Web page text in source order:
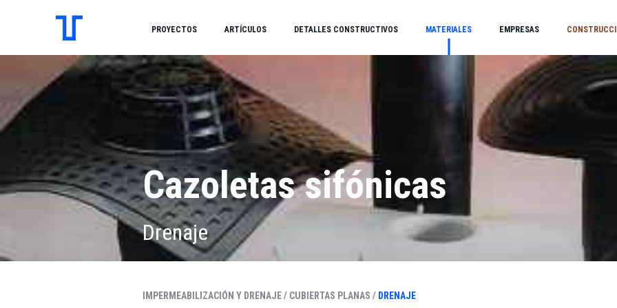
PROYECTOS ARTÍCULOS DETALLES CONSTRUCTIVOS MATERIALES EMPRESAS
Cazoletas sifónicas
Drenaje
IMPERMEABILIZACIÓN Y DRENAJE / CUBIERTAS PLANAS / DRENAJE